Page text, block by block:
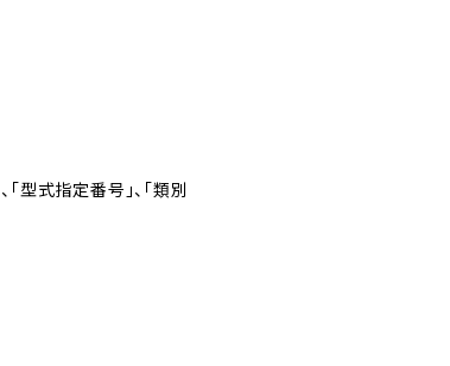
「型式指定番号」、「類別